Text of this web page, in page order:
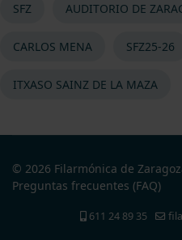
SFZ AUDITORIO DE
CARLOS MENA SFZ25-26
ITXASO SAINZ DE LA MAZA
© 2026 Filarmónica de
Preguntas frecuentes (FAQ)
611 24 89 35